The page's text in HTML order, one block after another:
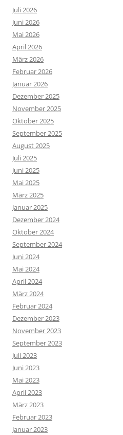
Juli 2026
Juni 2026
Mai 2026
April 2026
März 2026
Februar 2026
Januar 2026
Dezember 2025
November 2025
Oktober 2025
September 2025
August 2025
Juli 2025
Juni 2025
Mai 2025
März 2025
Januar 2025
Dezember 2024
Oktober 2024
September 2024
Juni 2024
Mai 2024
April 2024
März 2024
Februar 2024
Dezember 2023
November 2023
September 2023
Juli 2023
Juni 2023
Mai 2023
April 2023
März 2023
Februar 2023
Januar 2023